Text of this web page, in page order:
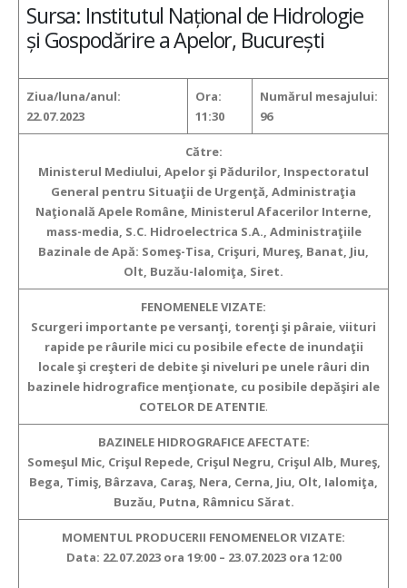
Sursa: Institutul Național de Hidrologie
și Gospodărire a Apelor, București
Ziua/luna/anul:
22.07.2023
Ora:
11:30
Numărul mesajului:
96
Către:
Ministerul Mediului, Apelor şi Pădurilor, Inspectoratul
General pentru Situaţii de Urgenţă, Administraţia
Naţională Apele Române, Ministerul Afacerilor Interne,
mass-media, S.C. Hidroelectrica S.A., Administraţiile
Bazinale de Apă: Someş-Tisa, Crişuri, Mureş, Banat, Jiu,
Olt, Buzău-Ialomiţa, Siret.
FENOMENELE VIZATE:
Scurgeri importante pe versanţi, torenţi şi pâraie, viituri
rapide pe râurile mici cu posibile efecte de inundaţii
locale şi creşteri de debite şi niveluri pe unele râuri din
bazinele hidrografice menţionate, cu posibile depăşiri ale
COTELOR DE ATENTIE.
BAZINELE HIDROGRAFICE AFECTATE:
Someşul Mic, Crişul Repede, Crişul Negru, Crişul Alb, Mureş,
Bega, Timiş, Bârzava, Caraş, Nera, Cerna, Jiu, Olt, Ialomiţa,
Buzău, Putna, Râmnicu Sărat.
MOMENTUL PRODUCERII FENOMENELOR VIZATE:
Data: 22.07.2023 ora 19:00 – 23.07.2023 ora 12:00